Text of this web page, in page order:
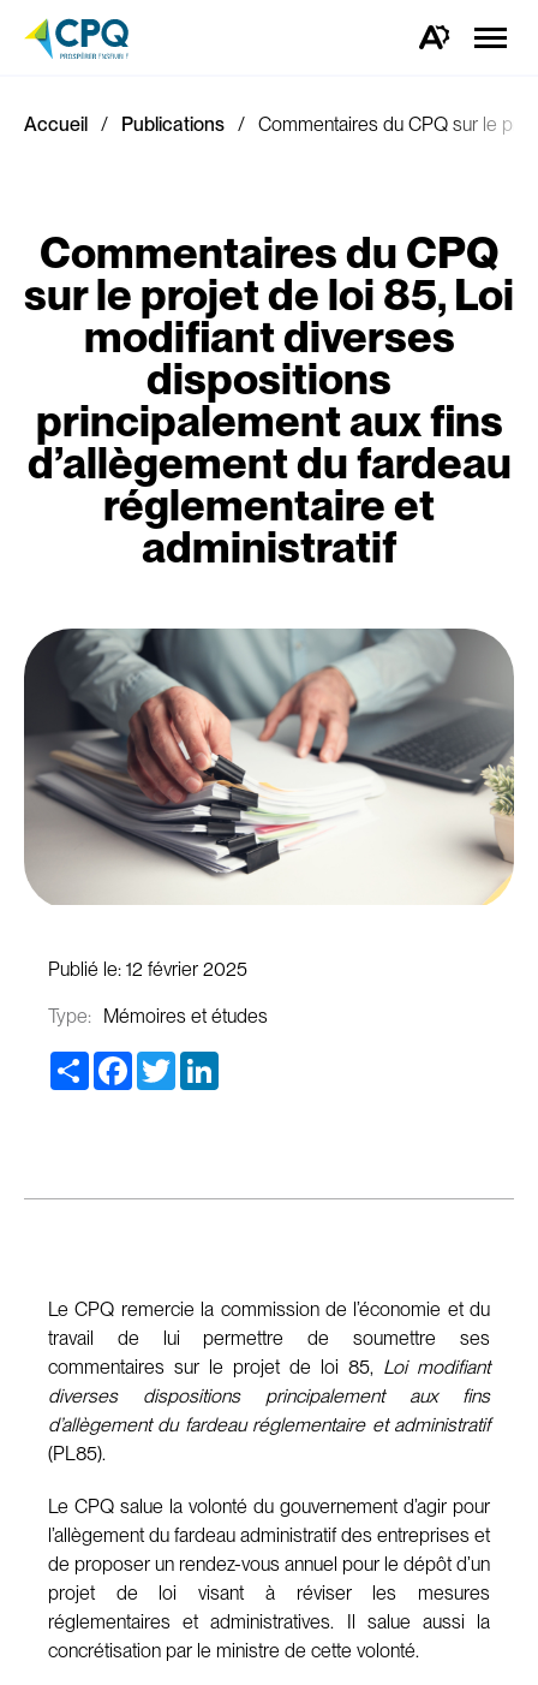
Ouvrez
d'accessibilité.
la
Accueil Publications Commentaires du CPQ sur le
Commentaires du CPQ
sur le projet de loi 85, Loi
modifiant diverses
dispositions
principalement aux fins
d’allègement du fardeau
réglementaire et
administratif
Publié le: 12 février 2025
Type: Mémoires et études
Share Facebook
Twitter
Le CPQ remercie la commission de l’économie et du
travail de lui permettre de soumettre ses
commentaires sur le projet de loi 85, Loi modifiant
diverses dispositions principalement aux fins
d’allègement du fardeau réglementaire et administratif
(PL85).
Le CPQ salue la volonté du gouvernement d’agir pour
l’allègement du fardeau administratif des entreprises et
de proposer un rendez-vous annuel pour le dépôt d’un
projet de loi visant à réviser les mesures
réglementaires et administratives. Il salue aussi la
concrétisation par le ministre de cette volonté.